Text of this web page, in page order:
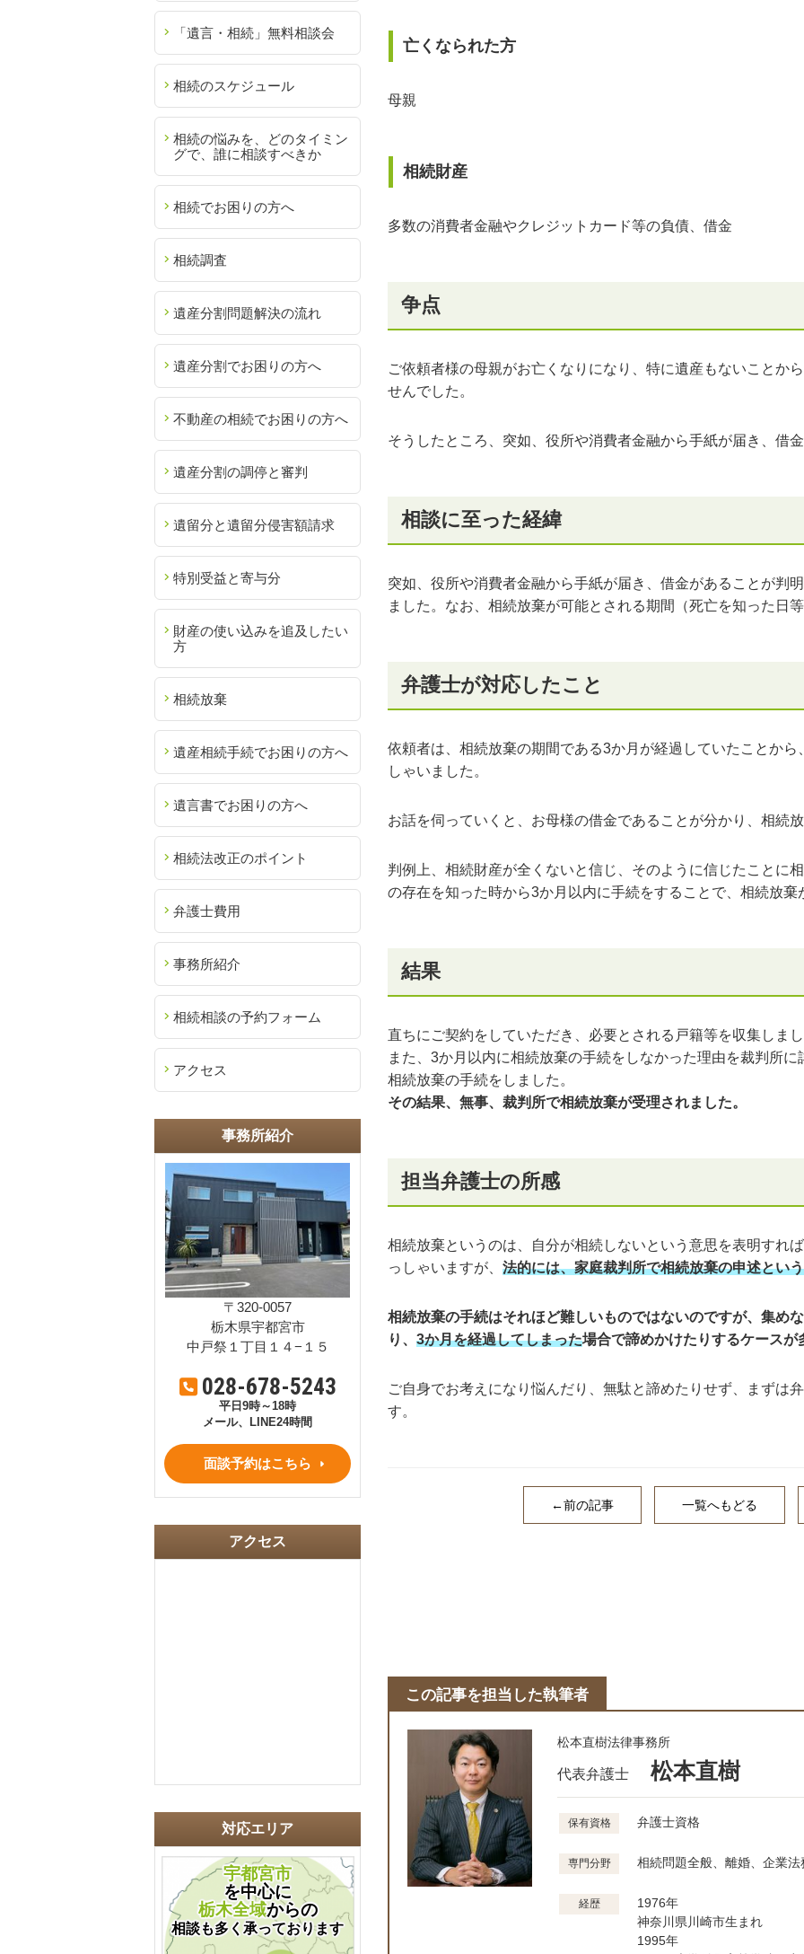
亡くなられた方
母親
相続財産
多数の消費者金融やクレジットカード等の負債、借金
争点
ご依頼者様の母親がお亡くなりになり、特に遺産もないことか
せんでした。
そうしたところ、突如、役所や消費者金融から手紙が届き、借
相談に至った経緯
突如、役所や消費者金融から手紙が届き、借金があることが判
ました。なお、相続放棄が可能とされる期間（死亡を知った日
弁護士が対応したこと
依頼者は、相続放棄の期間である3か月が経過していたことか
しゃいました。
お話を伺っていくと、お母様の借金であることが分かり、相続
判例上、相続財産が全くないと信じ、そのように信じたことに
の存在を知った時から3か月以内に手続をすることで、相続放
結果
直ちにご契約をしていただき、必要とされる戸籍等を収集しま
また、3か月以内に相続放棄の手続をしなかった理由を裁判所
相続放棄の手続をしました。
その結果、無事、裁判所で相続放棄が受理されました。
担当弁護士の所感
相続放棄というのは、自分が相続しないという意思を表明すれ
っしゃいますが、 法的には、家庭裁判所で相続放棄の申述とい
相続放棄の手続はそれほど難しいものではないのですが、集め
り、 3か月を経過してしまった場合で諦めかけたりするケースが
ご自身でお考えになり悩んだり、無駄と諦めたりせず、まずは
す。
←前の記事 一覧へもどる
この記事を担当した執筆者
松本直樹法律事務所
代表弁護士 松本直樹
保有資格 弁護士資格
専門分野 相続問題全般、離婚、企業法
経歴
1976年
神奈川県川崎市生まれ
1995年
「遺言・相続」無料相談会
相続のスケジュール
相続の悩みを、どのタイミン
グで、誰に相談すべきか
相続でお困りの方へ
相続調査
遺産分割問題解決の流れ
遺産分割でお困りの方へ
不動産の相続でお困りの方へ
遺産分割の調停と審判
遺留分と遺留分侵害額請求
特別受益と寄与分
財産の使い込みを追及したい
方
相続放棄
遺産相続手続でお困りの方へ
遺言書でお困りの方へ
相続法改正のポイント
弁護士費用
事務所紹介
相続相談の予約フォーム
アクセス
事務所紹介
〒320-0057
栃木県宇都宮市
中戸祭１丁目１４−１５
028-678-5243
平日9時～18時
メール、LINE24時間
面談予約はこちら
アクセス
対応エリア
宇都宮市
を中心に
栃木全域からの
相談も多く承っております